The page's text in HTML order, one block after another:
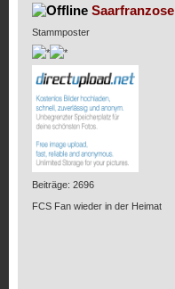
Saarfranzose
Stammposter
Beiträge: 2696
FCS Fan wieder in der Heimat